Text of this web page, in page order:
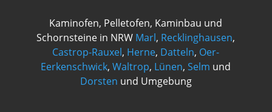
Kaminofen, Pelletofen, Kaminbau und
Schornsteine in NRW Marl, Recklinghausen,
Castrop-Rauxel, Herne, Datteln, Oer-
Eerkenschwick,Waltrop, Lünen,Selm und
Dorsten und Umgebung